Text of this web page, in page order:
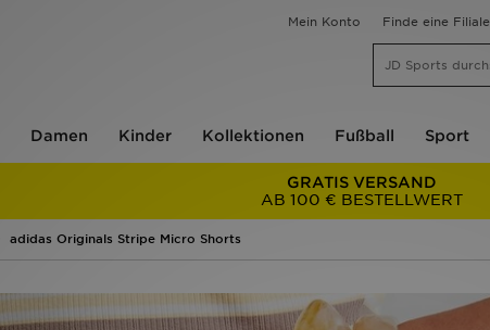
Mein Konto Finde eine Filiale
Damen Kinder Kollektionen Fußball Sport
GRATIS VERSAND
AB 100 € BESTELLWERT
adidas Originals Stripe Micro Shorts